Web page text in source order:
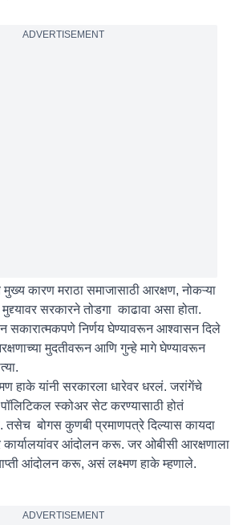
ADVERTISEMENT
कारण मराठा समाजासाठी आरक्षण, नोकऱ्या
सरकारने तोडगा काढावा असा होता.
सकारात्मकपणे निर्णय घेण्यावरून आश्वासन दिले
मुदतीवरून आणि गुन्हे मागे घेण्यावरून
हाके यांनी सरकारला धारेवर धरलं. जरांगेंचे
स्कोअर सेट करण्यासाठी होतं
तसेच बोगस कुणबी प्रमाणपत्रे दिल्यास कायदा
कार्यालयांवर आंदोलन करू. जर ओबीसी आरक्षणाला
आंदोलन करू, असं लक्ष्मण हाके म्हणाले.
ADVERTISEMENT